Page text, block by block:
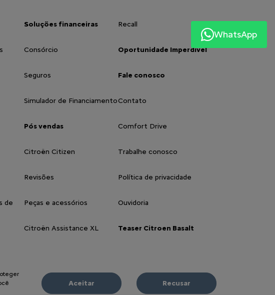
de
Soluções financeiras
Consórcio
Seguros
Simulador de Financiamento
Pós vendas
Citroën Citizen
Revisões
Peças e acessórios
Citroën Assistance XL
Recall
Oportunidade Imperdível
Fale conosco
Contato
Comfort Drive
Trabalhe conosco
Política de privacidade
Ouvidoria
Teaser Citroen Basalt
Acompanhe nossa concessionária nas Redes Sociais:
WhatsApp
Aceitar Recusar